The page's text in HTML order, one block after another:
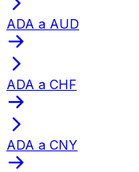
ADA a AUD
ADA a CHF
ADA a CNY